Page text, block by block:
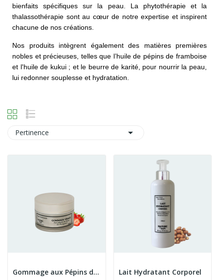
bienfaits spécifiques sur la peau. La phytothérapie et la
thalassothérapie sont au cœur de notre expertise et inspirent
chacune de nos créations.
Nos produits intègrent également des matières premières
nobles et précieuses, telles que l’huile de pépins de framboise
et l'huile de kukui ; et le beurre de karité, pour nourrir la peau,
lui redonner souplesse et hydratation.
Pertinence 
Gommage aux Pépins de Fraise Lait Hydratant Corporel